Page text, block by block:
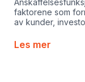
faktorene som
av kunder,
Les mer